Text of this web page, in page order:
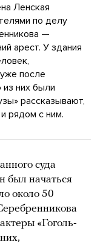
Ленская
по делу
—
арест. У здания
после
из них были
рассказывают,
рядом с ним.
суда
был начаться
около 50
«Гоголь-